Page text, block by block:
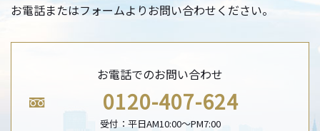
お電話またはフォームよりお問い合わせください。
お電話でのお問い合わせ
0120-407-624
受付：平日AM10:00〜PM7:00